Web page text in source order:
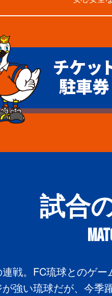
試合
戦。FC琉球とのゲ
強い琉球だが、今